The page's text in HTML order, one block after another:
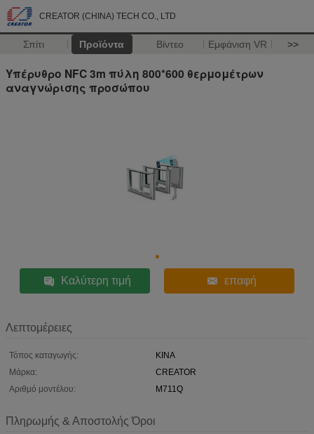
CREATOR (CHINA) TECH CO., LTD
Σπίτι Προϊόντα Βίντεο Εμφάνιση VR >>
Υπέρυθρο NFC 3m πύλη 800*600 θερμομέτρων
αναγνώρισης προσώπου
Καλύτερη τιμή επαφή
Λεπτομέρειες
Τόπος καταγωγής:
ΚΙΝΑ
Μάρκα:
CREATOR
Αριθμό μοντέλου:
M711Q
Πληρωμής & Αποστολής Όροι